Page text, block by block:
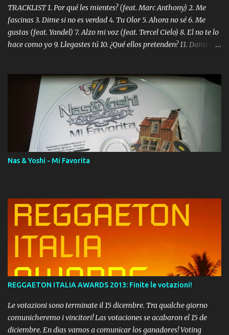
TRACKLIST 1. Por qué les mientes? (feat. Marc Anthony) 2. Me
fascinas 3. Dime si no es verdad 4. Tu Olor 5. Ahora no sé 6. Me
gustas (feat. Yandel) 7. Alzo mi voz (feat. Tercel Cielo) 8. El no te lo
hace como yo 9. Llegastes tú 10. ¿Qué ellos pretenden? 11. Dame la
Digital Booklet – Invicto ----------------------------- Nota:
Album proposto al massimo della qualità in formato iTunes Plus
AAC M4A; comprato su iTunes e a disposizione vostra per il
download. REGGAETON ITALIA Nosotros Somos Los Del
Momento!
Nas & Yoshi - Mi Favorita
REGGAETON ITALIA AWARDS 2013: Finite le votazioni!
Le votazioni sono terminate il 15 dicembre. Tra qualche giorno
comunicheremo i vincitori! Las votaciones se acabaron el 15 de
diciembre. En dias vamos a comunicar los ganadores! Voting